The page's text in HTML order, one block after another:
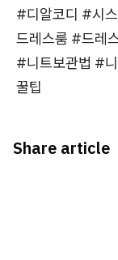
#디알코디 #시
드레스룸 #드레
#니트보관법 #
꿀팁
Share article